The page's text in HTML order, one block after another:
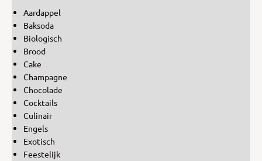
Aardappel
Baksoda
Biologisch
Brood
Cake
Champagne
Chocolade
Cocktails
Culinair
Engels
Exotisch
Feestelijk